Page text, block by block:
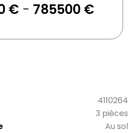
€ - 785500 €
4110264
3 pièces
Au sol